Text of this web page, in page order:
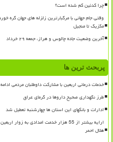
چرا کدئین کم شده است؟
وقتی جام جهانی با مرگبارترین زلزله های جهان گره
مکزیک تا منجیل
آخرین وضعیت جاده چالوس و هراز، جمعه ۲۹ خرداد
پربحث ترین ها
خدمات درمانی اربعین با مشارکت داوطلبان مردمی
طرز نگهداری صحیح داروها در گرمای عراق
ادارات و بانکهای این استان ها چهارشنبه تعطیل شد
ارایه بیشتر از 55 هزار خدمت امدادی به زوار
هلال احمر